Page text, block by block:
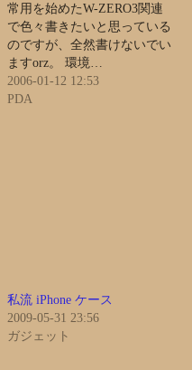
常用を始めたW-ZERO3関連
で色々書きたいと思っている
のですが、全然書けないでい
ますorz。 環境…
2006-01-12 12:53
PDA
私流 iPhone ケース
2009-05-31 23:56
ガジェット